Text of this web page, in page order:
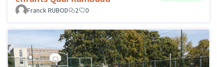
Franck RUBOD
2 0